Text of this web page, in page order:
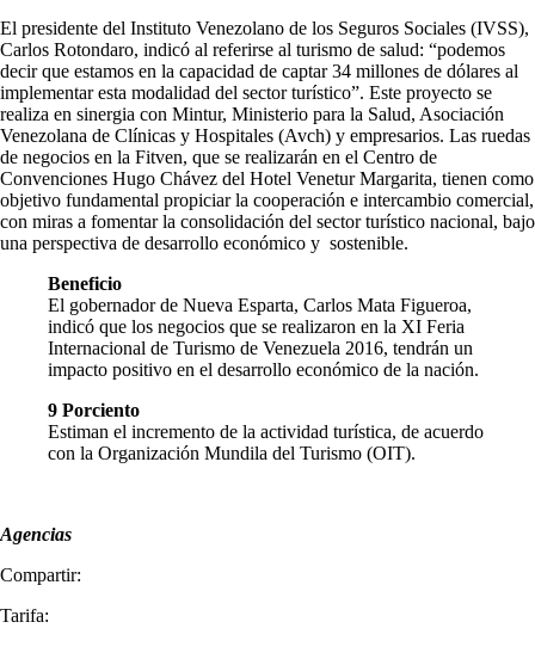
El presidente del Instituto Venezolano de los Seguros Sociales (IVSS),
Carlos Rotondaro, indicó al referirse al turismo de salud: “podemos
decir que estamos en la capacidad de captar 34 millones de dólares al
implementar esta modalidad del sector turístico”. Este proyecto se
realiza en sinergia con Mintur, Ministerio para la Salud, Asociación
Venezolana de Clínicas y Hospitales (Avch) y empresarios. Las ruedas
de negocios en la Fitven, que se realizarán en el Centro de
Convenciones Hugo Chávez del Hotel Venetur Margarita, tienen como
objetivo fundamental propiciar la cooperación e intercambio comercial,
con miras a fomentar la consolidación del sector turístico nacional, bajo
una perspectiva de desarrollo económico y sostenible.
Beneficio
El gobernador de Nueva Esparta, Carlos Mata Figueroa,
indicó que los negocios que se realizaron en la XI Feria
Internacional de Turismo de Venezuela 2016, tendrán un
impacto positivo en el desarrollo económico de la nación.
9 Porciento
Estiman el incremento de la actividad turística, de acuerdo
con la Organización Mundila del Turismo (OIT).
Agencias
Compartir:
Tarifa: